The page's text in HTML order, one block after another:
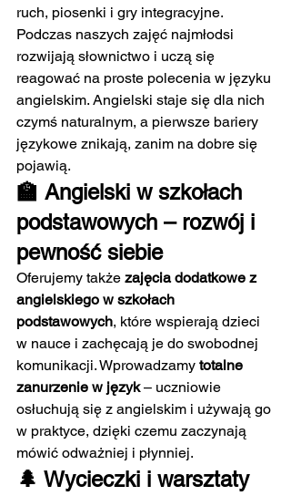
ruch, piosenki i gry integracyjne.
Podczas naszych zajęć najmłodsi
rozwijają słownictwo i uczą się
reagować na proste polecenia w języku
angielskim. Angielski staje się dla nich
czymś naturalnym, a pierwsze bariery
językowe znikają, zanim na dobre się
pojawią.
🏫 Angielski w szkołach
podstawowych – rozwój i
pewność siebie
Oferujemy także zajęcia dodatkowe z
angielskiego w szkołach
podstawowych, które wspierają dzieci
w nauce i zachęcają je do swobodnej
komunikacji. Wprowadzamy totalne
zanurzenie w język – uczniowie
osłuchują się z angielskim i używają go
w praktyce, dzięki czemu zaczynają
mówić odważniej i płynniej.
🌲 Wycieczki i warsztaty